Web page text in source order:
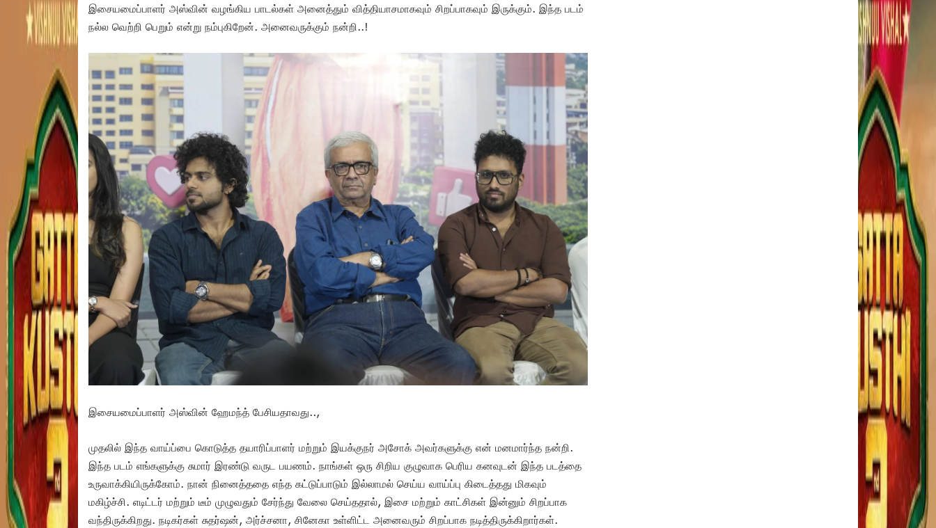
இசையமைப்பாளர் அஸ்வின் வழங்கிய பாடல்கள் அனைத்தும் வித்தியாசமாகவும் சிறப்பாகவும் இருக்கும். இந்த படம்
நல்ல வெற்றி பெறும் என்று நம்புகிறேன். அனைவருக்கும் நன்றி..!
இசையமைப்பாளர் அஸ்வின் ஹேமந்த் பேசியதாவது..,
முதலில் இந்த வாய்ப்பை கொடுத்த தயாரிப்பாளர் மற்றும் இயக்குநர் அசோக் அவர்களுக்கு என் மனமார்ந்த நன்றி.
இந்த படம் எங்களுக்கு சுமார் இரண்டு வருட பயணம். நாங்கள் ஒரு சிறிய குழுவாக பெரிய கனவுடன் இந்த படத்தை
உருவாக்கியிருக்கோம். நான் நினைத்ததை எந்த கட்டுப்பாடும் இல்லாமல் செய்ய வாய்ப்பு கிடைத்தது மிகவும்
மகிழ்ச்சி. எடிட்டர் மற்றும் டீம் முழுவதும் சேர்ந்து வேலை செய்ததால், இசை மற்றும் காட்சிகள் இன்னும் சிறப்பாக
வந்திருக்கிறது. நடிகர்கள் சுதர்ஷன், அர்ச்சனா, சினேகா உள்ளிட்ட அனைவரும் சிறப்பாக நடித்திருக்கிறார்கள்.